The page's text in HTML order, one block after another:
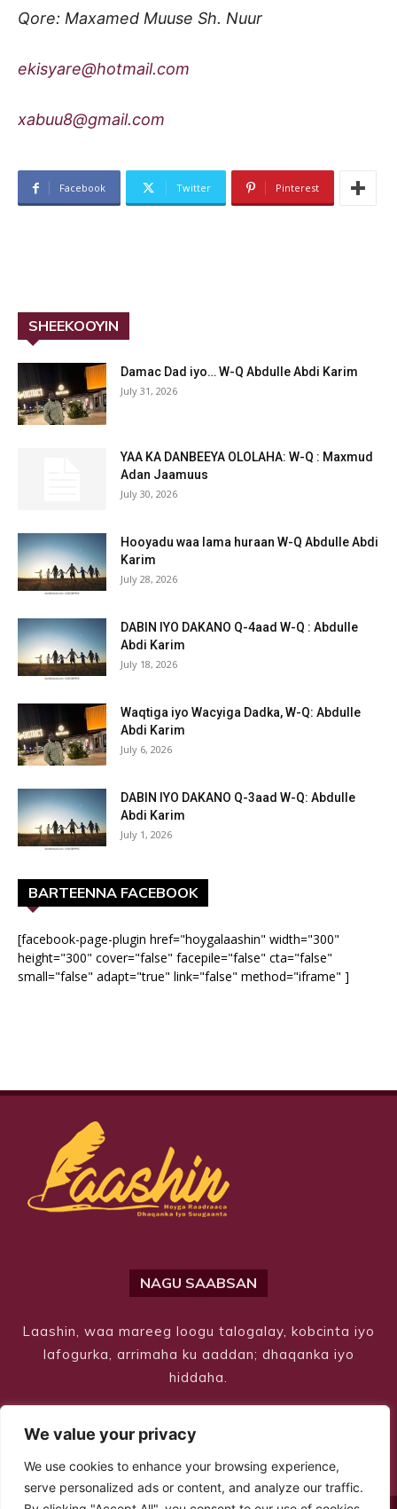
We value your privacy
We use cookies to enhance your browsing experience,
serve personalized ads or content, and analyze our traffic.
Qore: Maxamed Muuse Sh. Nuur
ekisyare@hotmail.com
xabuu8@gmail.com
Facebook Twitter Pinterest
SHEEKOOYIN
Damac Dad iyo… W-Q Abdulle Abdi Karim
July 31, 2026
YAA KA DANBEEYA OLOLAHA: W-Q : Maxmud
Adan Jaamuus
July 30, 2026
Hooyadu waa lama huraan W-Q Abdulle Abdi
Karim
July 28, 2026
DABIN IYO DAKANO Q-4aad W-Q : Abdulle
Abdi Karim
July 18, 2026
Waqtiga iyo Wacyiga Dadka, W-Q: Abdulle
Abdi Karim
July 6, 2026
DABIN IYO DAKANO Q-3aad W-Q: Abdulle
Abdi Karim
July 1, 2026
BARTEENNA FACEBOOK
[facebook-page-plugin href="hoygalaashin" width="300"
height="300" cover="false" facepile="false" cta="false"
small="false" adapt="true" link="false" method="iframe" ]
NAGU SAABSAN
Laashin, waa mareeg loogu talogalay, kobcinta iyo
lafogurka, arrimaha ku aaddan; dhaqanka iyo
hiddaha.